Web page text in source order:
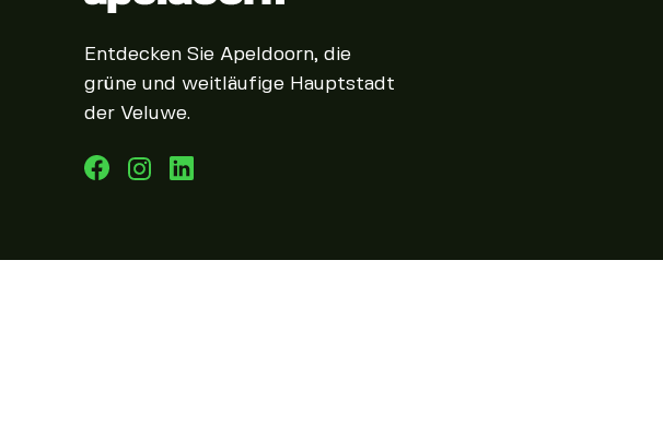
Entdecken Sie Apeldoorn, die
grüne und weitläufige Hauptstadt
der Veluwe.